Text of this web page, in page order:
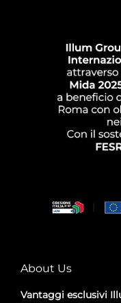
About Us
Vantaggi esclusivi